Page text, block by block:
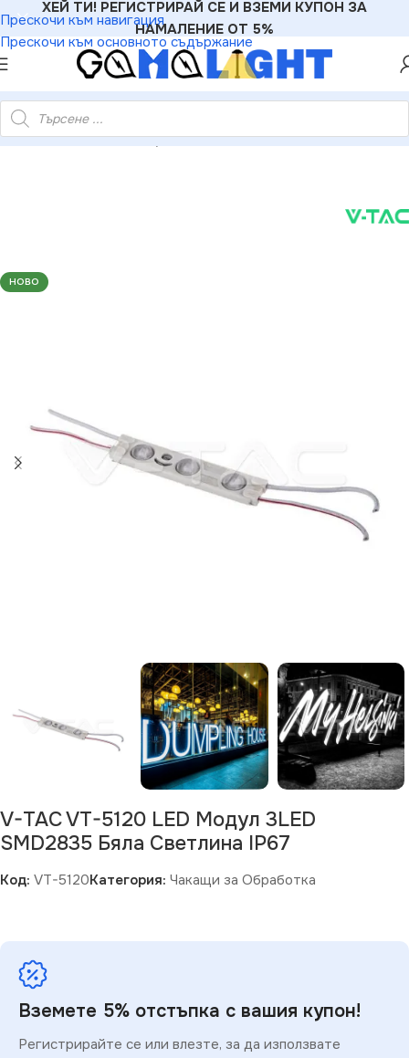
Прескочи към навигация
Прескочи към основното съдържание
ХЕЙ ТИ! РЕГИСТРИРАЙ СЕ И ВЗЕМИ КУПОН ЗА
НАМАЛЕНИЕ ОТ 5%
TAC VT-5120 LED Модул 3LED SMD2835 Бяла Светлина IP67
НОВО
V-TAC VT-5120 LED Модул 3LED
SMD2835 Бяла Светлина IP67
Код: VT-5120Категория: Чакащи за Обработка
Вземете 5% отстъпка с вашия купон!
Регистрирайте се или влезте, за да използвате